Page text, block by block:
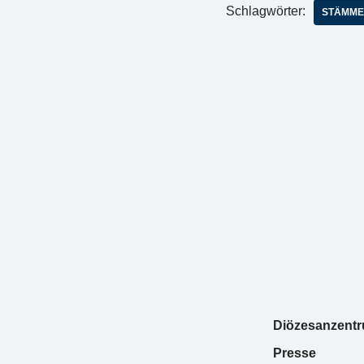
Schlagwörter: STÄMME
Presse